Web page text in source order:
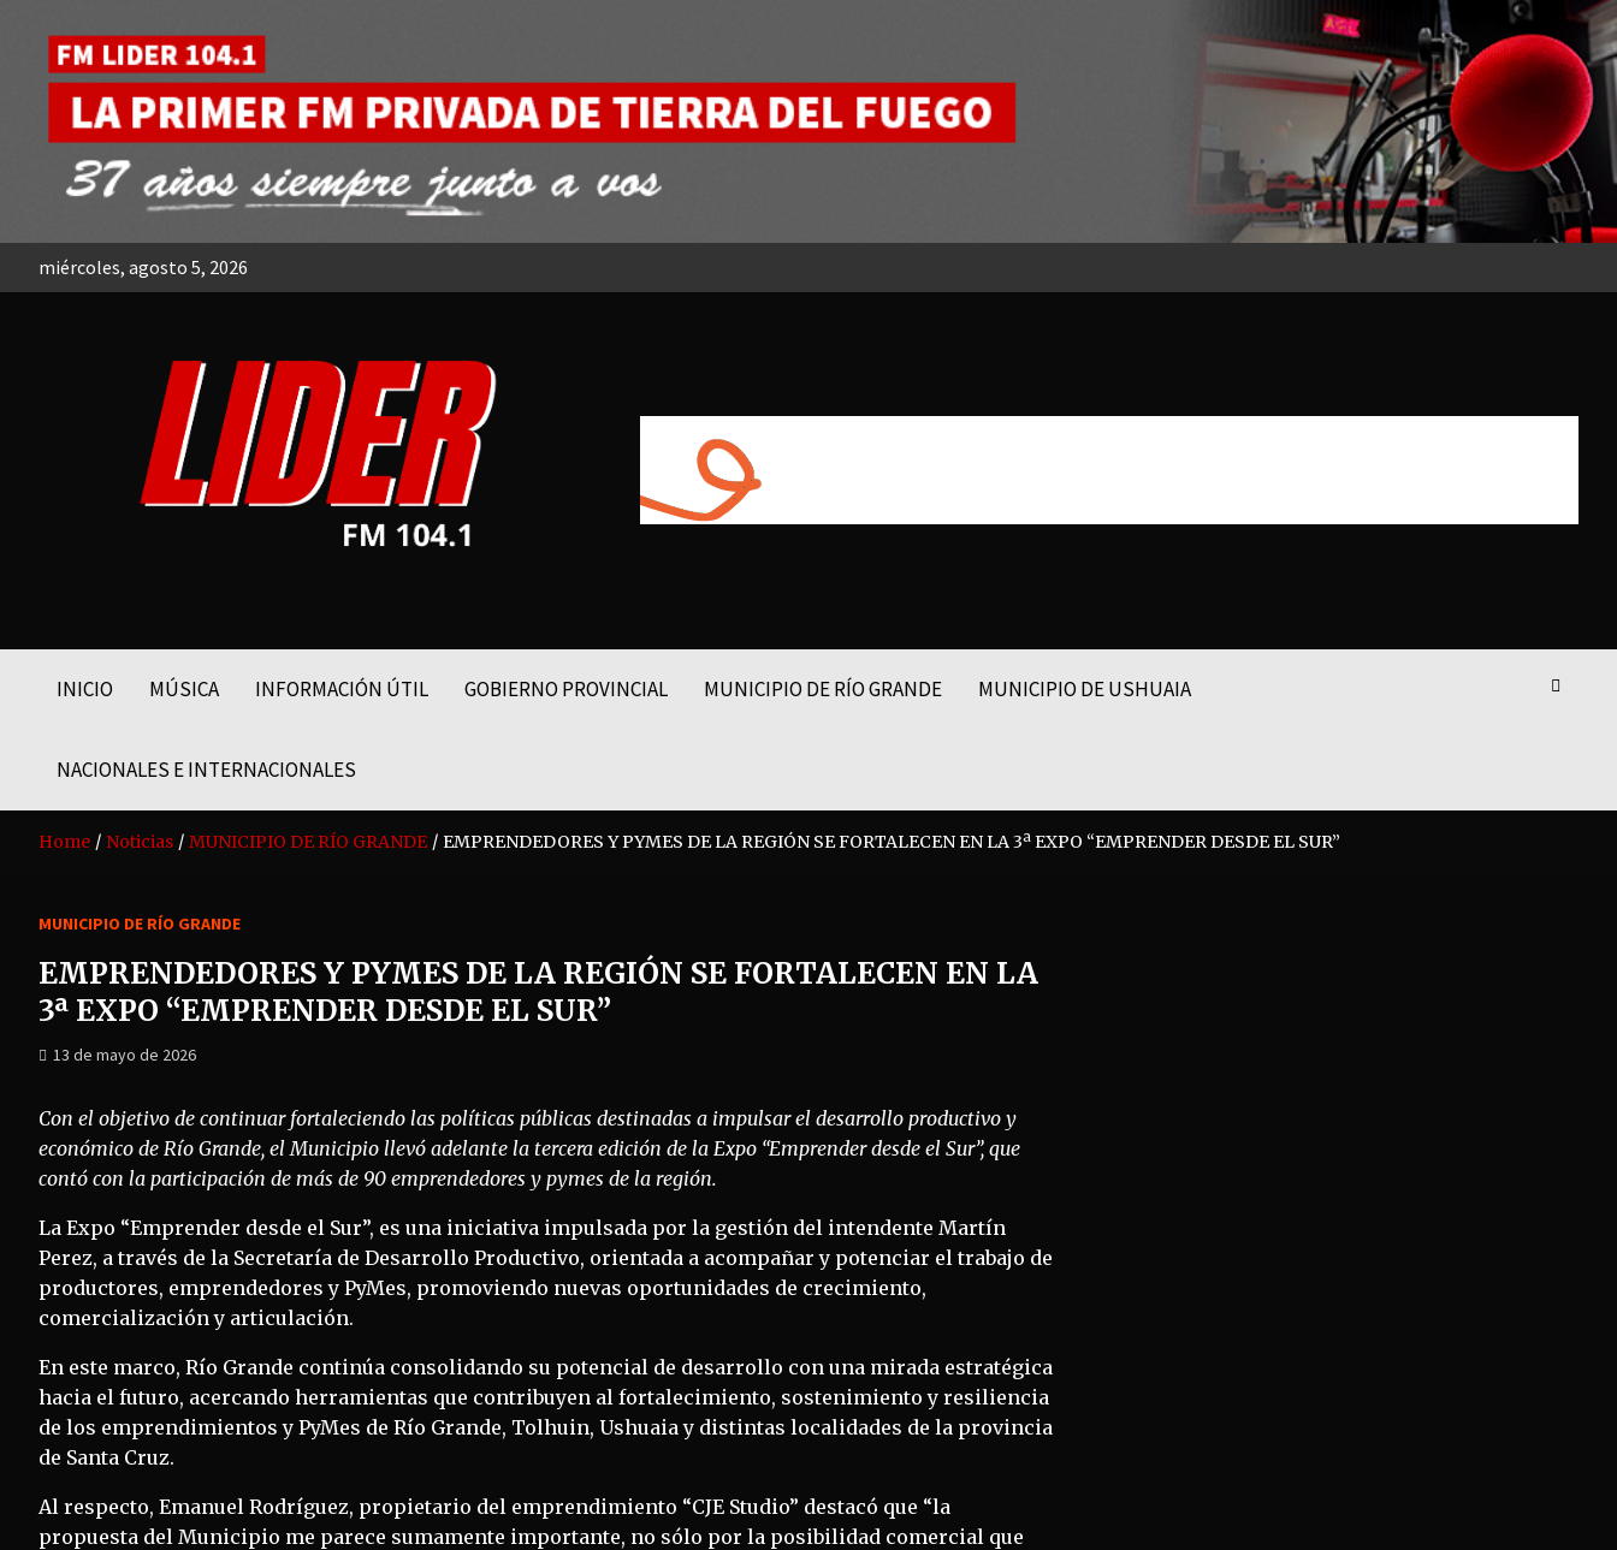
content
miércoles, agosto 5, 2026
FM LIDER 104.1
INICIO MÚSICA INFORMACIÓN ÚTIL GOBIERNO PROVINCIAL MUNICIPIO DE RÍO GRANDE MUNICIPIO DE USHUAIA
NACIONALES E INTERNACIONALES
Home Noticias MUNICIPIO DE RÍO GRANDE EMPRENDEDORES Y PYMES DE LA REGIÓN SE FORTALECEN EN LA 3ª EXPO “EMPRENDER DESDE EL SUR”
MUNICIPIO DE RÍO GRANDE
EMPRENDEDORES Y PYMES DE LA REGIÓN SE FORTALECEN EN LA
3ª EXPO “EMPRENDER DESDE EL SUR”
13 de mayo de 2026
Con el objetivo de continuar fortaleciendo las políticas públicas destinadas a impulsar el desarrollo productivo y
económico de Río Grande, el Municipio llevó adelante la tercera edición de la Expo “Emprender desde el Sur”, que
contó con la participación de más de 90 emprendedores y pymes de la región.
La Expo “Emprender desde el Sur”, es una iniciativa impulsada por la gestión del intendente Martín
Perez, a través de la Secretaría de Desarrollo Productivo, orientada a acompañar y potenciar el trabajo de
productores, emprendedores y PyMes, promoviendo nuevas oportunidades de crecimiento,
comercialización y articulación.
En este marco, Río Grande continúa consolidando su potencial de desarrollo con una mirada estratégica
hacia el futuro, acercando herramientas que contribuyen al fortalecimiento, sostenimiento y resiliencia
de los emprendimientos y PyMes de Río Grande, Tolhuin, Ushuaia y distintas localidades de la provincia
de Santa Cruz.
Al respecto, Emanuel Rodríguez, propietario del emprendimiento “CJE Studio” destacó que “la
propuesta del Municipio me parece sumamente importante, no sólo por la posibilidad comercial que